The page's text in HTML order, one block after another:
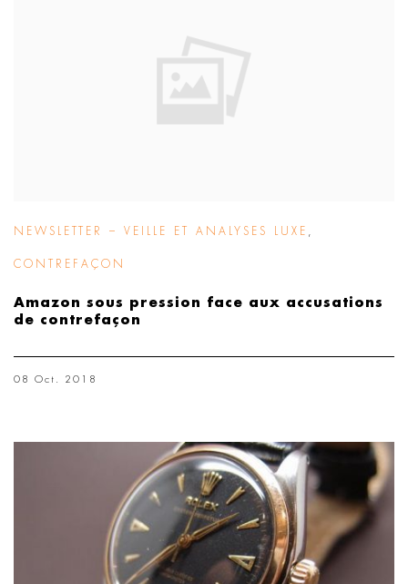
NEWSLETTER – VEILLE ET ANALYSES LUXE
CONTREFAÇON
Amazon sous pression face aux accusations
de contrefaçon
08 Oct. 2018